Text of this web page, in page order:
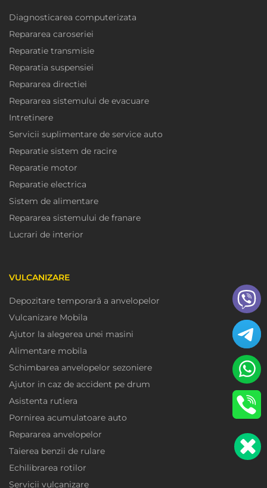
Diagnosticarea computerizata
Repararea caroseriei
Reparatie transmisie
Reparatia suspensiei
Repararea directiei
Repararea sistemului de evacuare
Intretinere
Servicii suplimentare de service auto
Reparatie sistem de racire
Reparatie motor
Reparatie electrica
Sistem de alimentare
Repararea sistemului de franare
Lucrari de interior
VULCANIZARE
Depozitare temporară a anvelopelor
Vulcanizare Mobila
Ajutor la alegerea unei masini
Alimentare mobila
Schimbarea anvelopelor sezoniere
Ajutor in caz de accident pe drum
Asistenta rutiera
Pornirea acumulatoare auto
Repararea anvelopelor
Taierea benzii de rulare
Echilibrarea rotilor
Servicii vulcanizare